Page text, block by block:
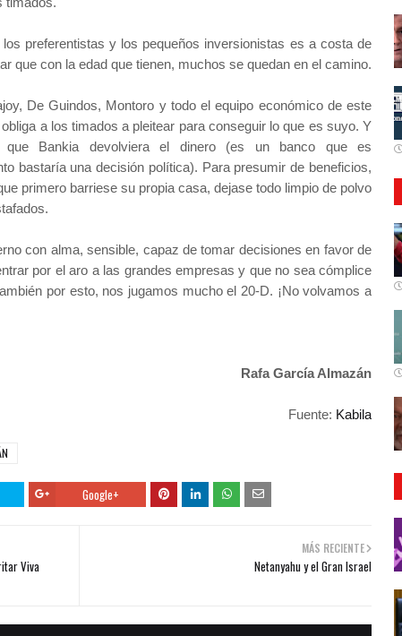
preferentistas y los pequeños inversionistas es a costa de
que con la edad que tienen, muchos se quedan en el camino.
De Guindos, Montoro y todo el equipo económico de este
a los timados a pleitear para conseguir lo que es suyo. Y
que Bankia devolviera el dinero (es un banco que es
bastaría una decisión política). Para presumir de beneficios,
primero barriese su propia casa, dejase todo limpio de polvo
con alma, sensible, capaz de tomar decisiones en favor de
por el aro a las grandes empresas y que no sea cómplice
por esto, nos jugamos mucho el 20-D. ¡No volvamos a
Rafa García Almazán
Fuente: Kabila
Google+
MÁS RECIENTE
Netanyahu y el Gran Israel
Viva